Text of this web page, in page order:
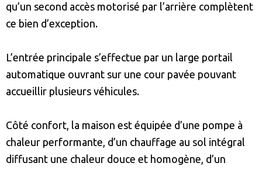
qu’un second accès motorisé par l’arrière complètent
ce bien d’exception.
L’entrée principale s’effectue par un large portail
automatique ouvrant sur une cour pavée pouvant
accueillir plusieurs véhicules.
Côté confort, la maison est équipée d’une pompe à
chaleur performante, d’un chauffage au sol intégral
diffusant une chaleur douce et homogène, d’un